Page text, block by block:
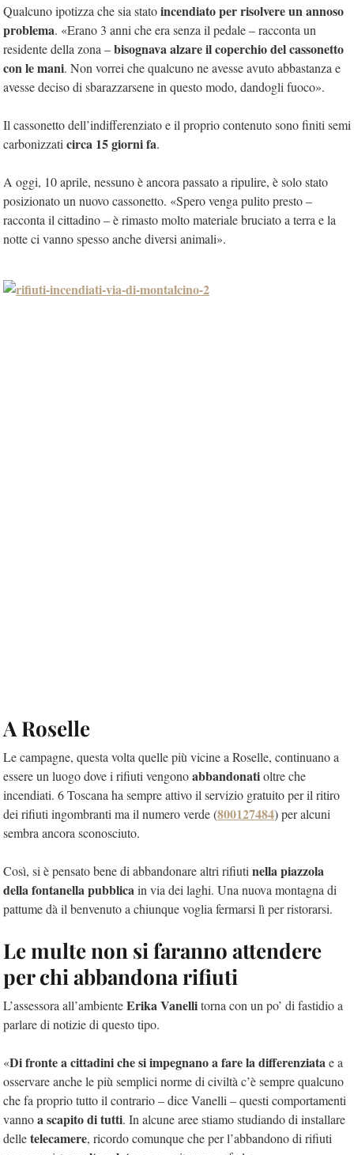
Qualcuno ipotizza che sia statoincendiato per risolvere un annoso
problema. «Erano 3 anni che era senza il pedale – racconta un
residente della zona –bisognava alzare il coperchio del cassonetto
con le mani. Non vorrei che qualcuno ne avesse avuto abbastanza e
avesse deciso di sbarazzarsene in questo modo, dandogli fuoco».
Il cassonetto dell’indifferenziato e il proprio contenuto sono finiti semi
carbonizzati circa 15 giorni fa.
A oggi, 10 aprile, nessuno è ancora passato a ripulire, è solo stato
posizionato un nuovo cassonetto. «Spero venga pulito presto –
racconta il cittadino – è rimasto molto materiale bruciato a terra e la
notte ci vanno spesso anche diversi animali».
A Roselle
Le campagne, questa volta quelle più vicine a Roselle, continuano a
essere un luogo dove i rifiuti vengonoabbandonatioltre che
incendiati. 6 Toscana ha sempre attivo il servizio gratuito per il ritiro
dei rifiuti ingombranti ma il numero verde (800127484) per alcuni
sembra ancora sconosciuto.
Così, si è pensato bene di abbandonare altri rifiuti nella piazzola
della fontanella pubblicain via dei laghi. Una nuova montagna di
pattume dà il benvenuto a chiunque voglia fermarsi lì per ristorarsi.
Le multe non si faranno attendere
per chi abbandona rifiuti
L’assessora all’ambienteErika Vanellitorna con un po’ di fastidio a
parlare di notizie di questo tipo.
«Di fronte a cittadini che si impegnano a fare la differenziatae a
osservare anche le più semplici norme di civiltà c’è sempre qualcuno
che fa proprio tutto il contrario – dice Vanelli – questi comportamenti
vannoa scapito di tutti. In alcune aree stiamo studiando di installare
delletelecamere, ricordo comunque che per l’abbandono di rifiuti